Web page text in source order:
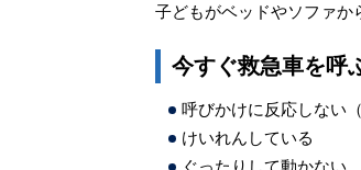
子どもがベッドやソファか
今すぐ救急車を呼
呼びかけに反応しない
けいれんしている
ぐったりして動かない